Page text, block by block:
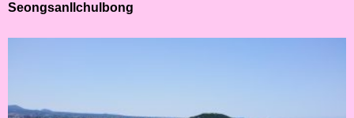
SeongsanIlchulbong